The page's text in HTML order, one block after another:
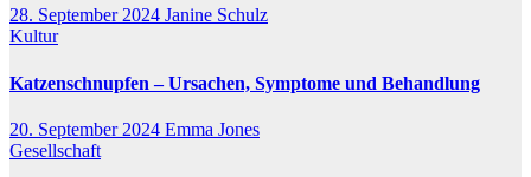
28. September 2024 Janine Schulz
Kultur
Katzenschnupfen – Ursachen, Symptome und Behandlung
20. September 2024 Emma Jones
Gesellschaft